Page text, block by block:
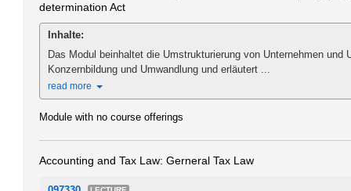
determination Act
Inhalte:
Das Modul beinhaltet die Umstrukturierung von Unternehmen und
Konzernbildung und Umwandlung und erläutert ...
read more
Module with no course offerings
Accounting and Tax Law: Gerneral Tax Law